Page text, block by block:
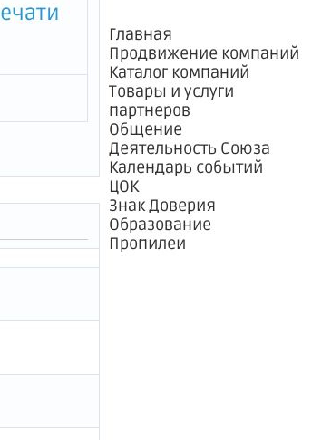
Главная
Продвижение компаний
Каталог компаний
Товары и услуги
партнеров
Общение
Деятельность Союза
Календарь событий
ЦОК
Знак Доверия
Образование
Пропилеи